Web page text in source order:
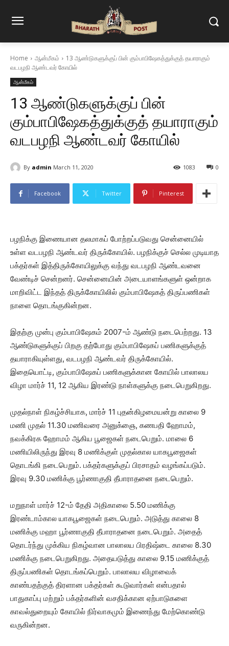
Home ஆன்மீகம்
13 ஆண்டுகளுக்குப் பின் கும்பாபிஷேகத்துக்குத் தயாராகும்
வடபழநி ஆண்டவர் கோயில்
ஆன்மீகம்
13 ஆண்டுகளுக்குப் பின்
கும்பாபிஷேகத்துக்குத் தயாராகும்
வடபழநி ஆண்டவர் கோயில்
By admin March 11, 2020 0
1083
Facebook Twitter Pinterest
பழநிக்கு இணையான தலமாகப் போற்றப்படுவது சென்னையில்
உள்ள வடபழநி ஆண்டவர் திருக்கோயில். பழநிக்குச் செல்ல முடியாத
பக்தர்கள் இத்திருக்கோயிலுக்கு வந்து வடபழநி ஆண்டவனை
வேண்டிச் சென்றனர். சென்னையின் அடையாளங்களுள் ஒன்றாக
மாறிவிட்ட இந்தத் திருக்கோயிலில் கும்பாபிஷேகத் திருப்பணிகள்
நாளை தொடங்குகின்றன.
இதற்கு முன்பு கும்பாபிஷேகம் 2007-ம் ஆண்டு நடைபெற்றது. 13
ஆண்டுகளுக்குப் பிறகு தற்போது கும்பாபிஷேகப் பணிகளுக்குத்
தயாராகியுள்ளது, வடபழநி ஆண்டவர் திருக்கோயில்.
இதையொட்டி, கும்பாபிஷேகப் பணிகளுக்கான கோயில் பாலாலய
விழா மார்ச் 11, 12 ஆகிய இரண்டு நாள்களுக்கு நடைபெறுகிறது.
முதல்நாள் நிகழ்ச்சியாக, மார்ச் 11 புதன்கிழமையன்று காலை 9
மணி முதல் 11.30 மணிவரை அனுக்ஞை, கணபதி ஹோமம்,
நவக்கிரக ஹோமம் ஆகிய பூஜைகள் நடைபெறும். மாலை 6
மணியிலிருந்து இரவு 8 மணிக்குள் முதல்கால யாகபூஜைகள்
தொடங்கி நடைபெறும். பக்தர்களுக்குப் பிரசாதம் வழங்கப்படும்.
இரவு 9.30 மணிக்கு பூர்ணாகுதி தீபாராதனை நடைபெறும்.
மறுநாள் மார்ச் 12-ம் தேதி அதிகாலை 5.50 மணிக்கு
இரண்டாம்கால யாகபூஜைகள் நடைபெறும். அடுத்து காலை 8
மணிக்கு மஹா பூர்ணாகுதி தீபாராதனை நடைபெறும். அதைத்
தொடர்ந்து முக்கிய நிகழ்வான பாலாலய பிரதிஷ்டை காலை 8.30
மணிக்கு நடைபெறுகிறது. அதையடுத்து காலை 9.15 மணிக்குத்
திருப்பணிகள் தொடங்கப்பெறும். பாலாலய விழாவைக்
காண்பதற்குத் திரளான பக்தர்கள் கூடுவார்கள் என்பதால்
பாதுகாப்பு மற்றும் பக்தர்களின் வசதிக்கான ஏற்பாடுகளை
காவல்துறையும் கோயில் நிர்வாகமும் இணைந்து மேற்கொண்டு
வருகின்றன.